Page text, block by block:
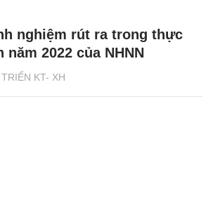
KT- XH
nghiệm rút ra trong thực
2022 của NHNN